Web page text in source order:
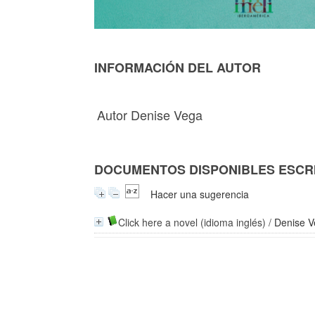
INFORMACIÓN DEL AUTOR
Autor Denise Vega
DOCUMENTOS DISPONIBLES
Hacer una sugerencia
Click here a novel (idioma inglés) / Denise